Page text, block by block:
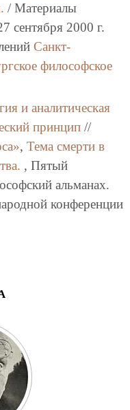
/ Материалы
сентября 2000 г.
Санкт-
философское
и аналитическая
принцип//
, Тема смерти в
, Пятый
альманах.
конференции